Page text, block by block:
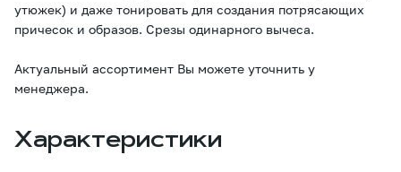
утюжек) и даже тонировать для создания потрясающих
причесок и образов. Срезы одинарного вычеса.
Актуальный ассортимент Вы можете уточнить у
менеджера.
Характеристики